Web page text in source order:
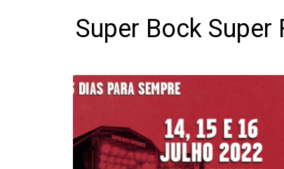
Super Bock Super